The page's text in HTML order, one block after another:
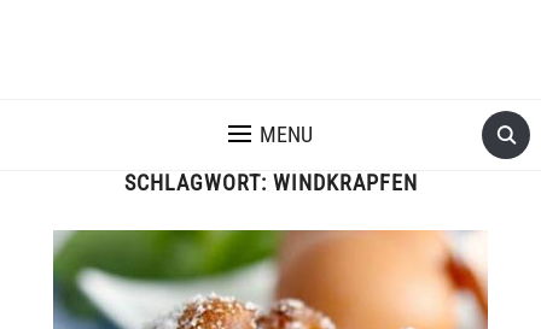
MENU
SCHLAGWORT: WINDKRAPFEN